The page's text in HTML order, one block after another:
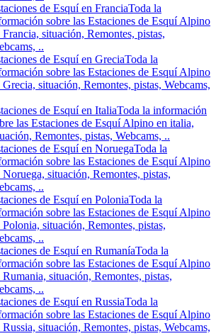
de Esquí en FranciaToda la
sobre las Estaciones de Esquí Alpino
Francia, situación, Remontes, pistas,
..
de Esquí en GreciaToda la
sobre las Estaciones de Esquí Alpino
Grecia, situación, Remontes, pistas, Webcams,
de Esquí en ItaliaToda la información
las Estaciones de Esquí Alpino en italia,
Remontes, pistas, Webcams, ..
de Esquí en NoruegaToda la
sobre las Estaciones de Esquí Alpino
Noruega, situación, Remontes, pistas,
..
de Esquí en PoloniaToda la
sobre las Estaciones de Esquí Alpino
Polonia, situación, Remontes, pistas,
..
de Esquí en RumaníaToda la
sobre las Estaciones de Esquí Alpino
Rumania, situación, Remontes, pistas,
..
de Esquí en RussiaToda la
sobre las Estaciones de Esquí Alpino
Russia, situación, Remontes, pistas, Webcams,